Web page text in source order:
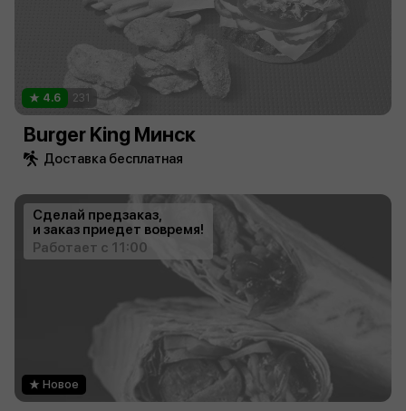
4.6 231
Burger King Минск
Доставка бесплатная
Сделай предзаказ,
и заказ приедет вовремя!
Работает с 11:00
Новое